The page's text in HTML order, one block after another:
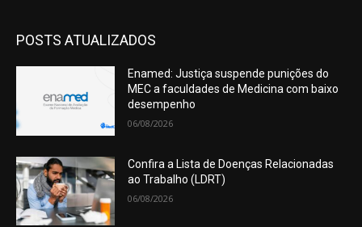
POSTS ATUALIZADOS
Enamed: Justiça suspende punições do
MEC a faculdades de Medicina com baixo
desempenho
06/08/2026
Confira a Lista de Doenças Relacionadas
ao Trabalho (LDRT)
06/08/2026